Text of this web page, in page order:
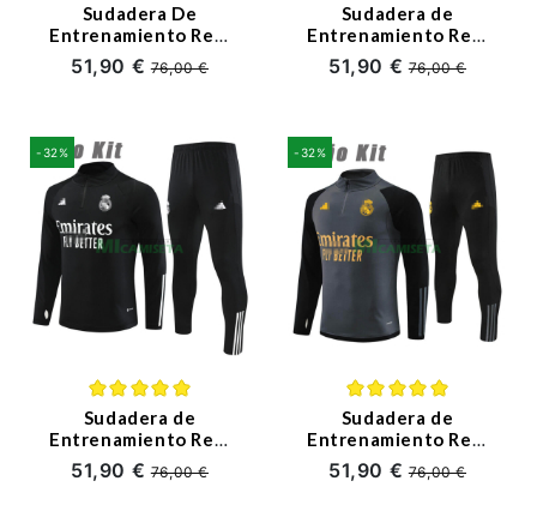
Sudadera De
Entrenamiento Real
Madrid 2024/2025
Niño Kit
51,90 €76,00 €
Sudadera de
Entrenamiento Real
Madrid 2023/2024
Niño Kit
51,90 €76,00 €
-32%
Sudadera de
Entrenamiento Real
Madrid 2023/2024
Niño Kit Negro
51,90 €76,00 €
-32%
Sudadera de
Entrenamiento Real
Madrid 2023/2024
Niño Kit Gris Oscuro
51,90 €76,00 €